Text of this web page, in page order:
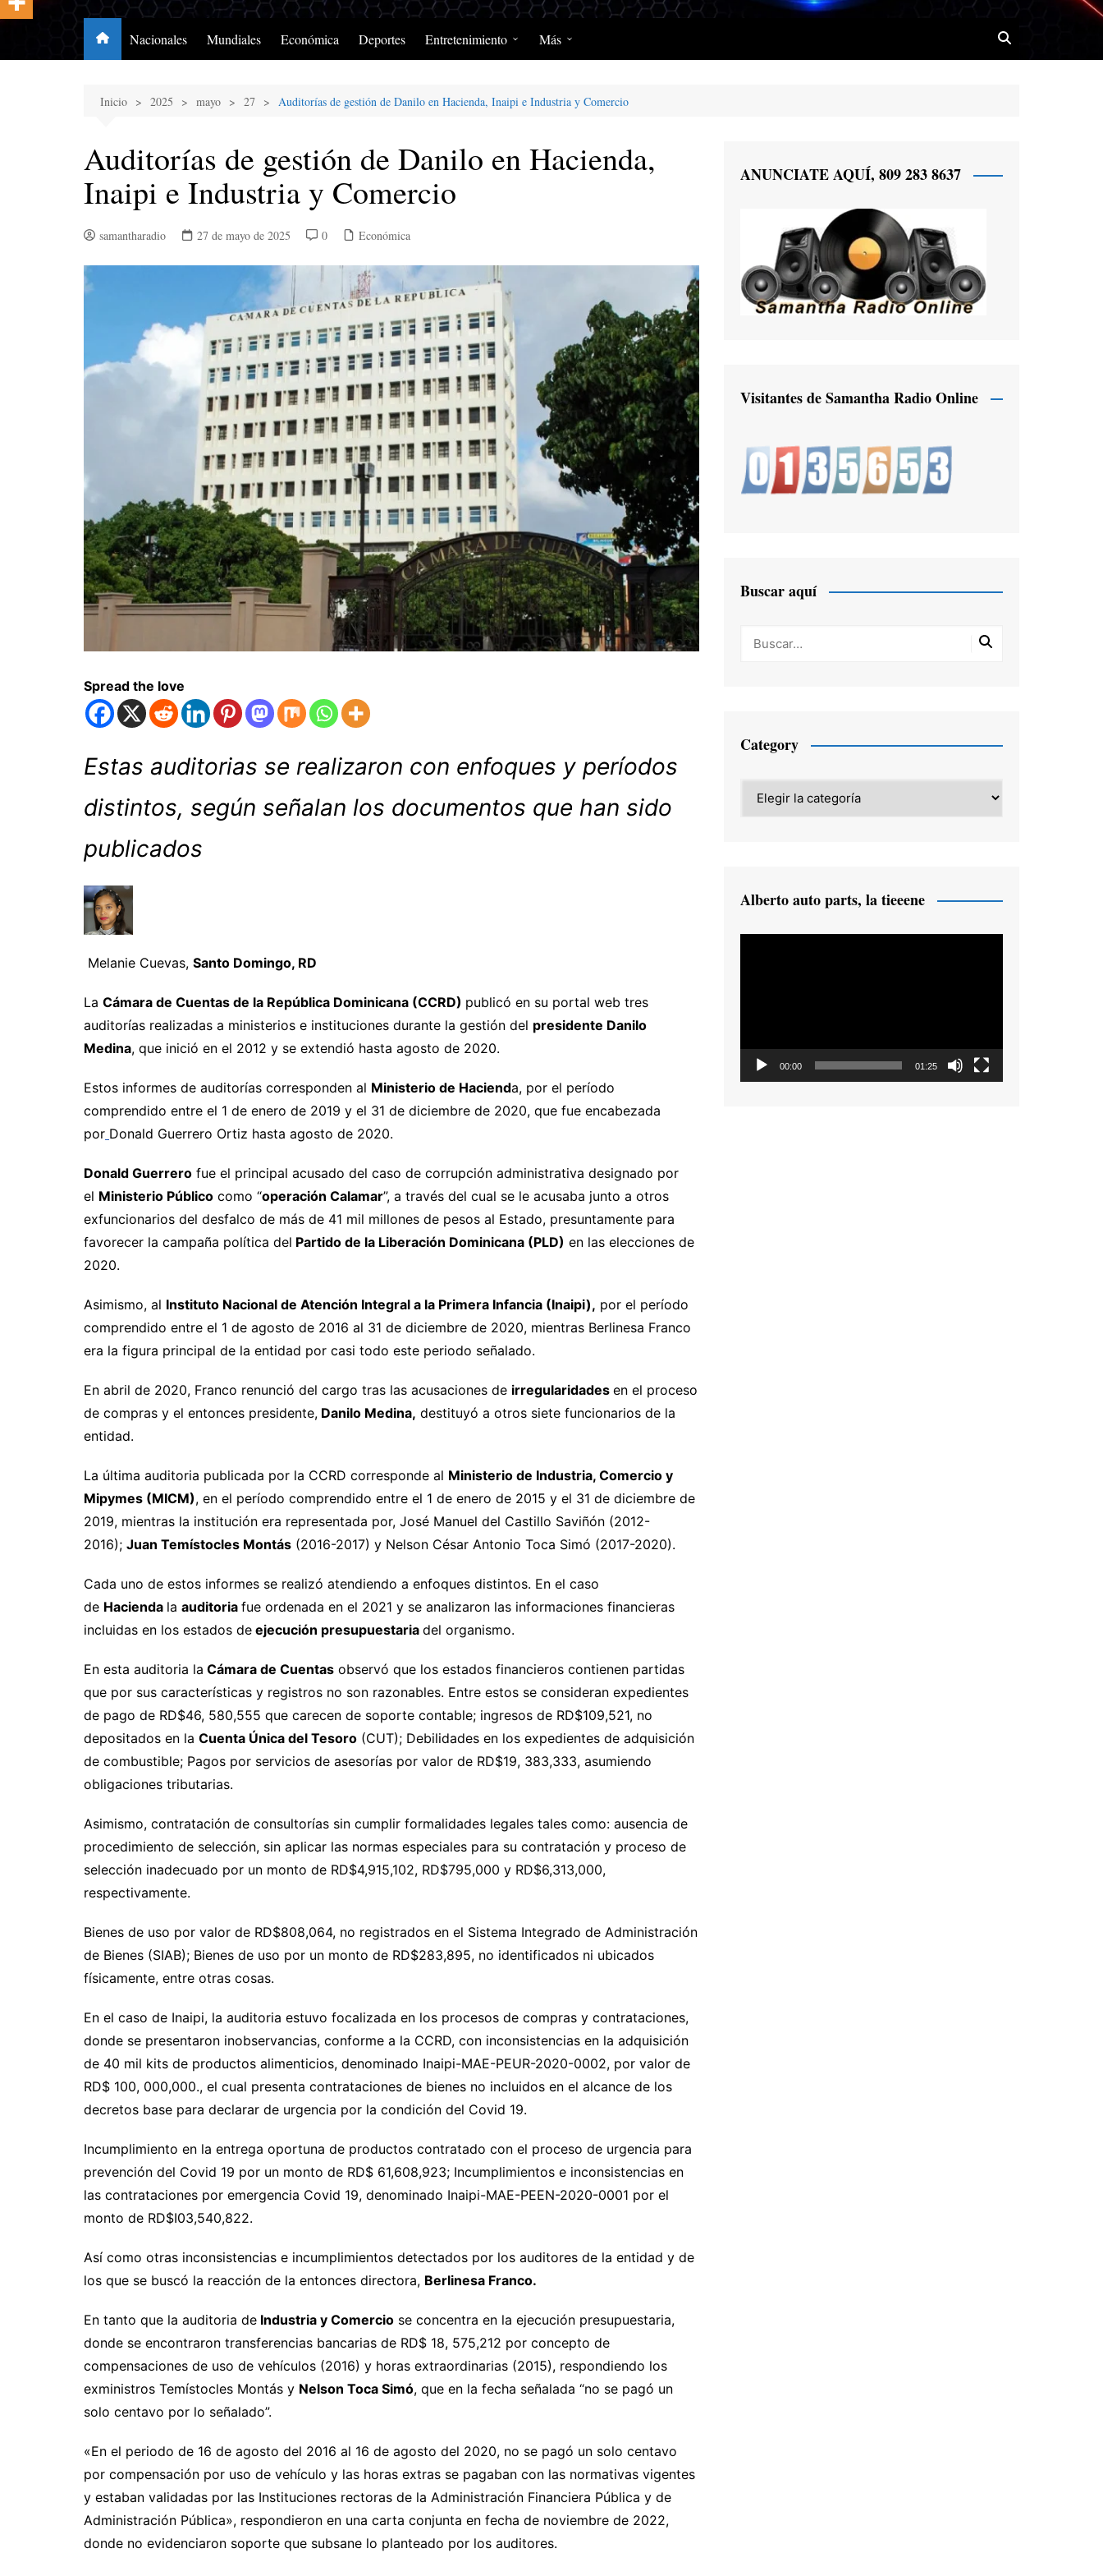
Nacionales Mundiales Económica Deportes Entretenimiento
MerengClásicos
Podcast y Programas de Radio
Más
Inicio 2025 mayo 27 Auditorías de gestión de Danilo en Hacienda, Inaipi e Industria y Comercio
Auditorías de gestión de Danilo en Hacienda,
Inaipi e Industria y Comercio
samantharadio 27 de mayo de 2025 0 Económica
Spread the love
Estas auditorias se realizaron con enfoques y períodos
distintos, según señalan los documentos que han sido
publicados
Melanie Cuevas, Santo Domingo, RD
La Cámara de Cuentas de la República Dominicana (CCRD) publicó en su portal web tres
auditorías realizadas a ministerios e instituciones durante la gestión del presidente Danilo
Medina, que inició en el 2012 y se extendió hasta agosto de 2020.
Estos informes de auditorías corresponden al Ministerio de Hacienda, por el período
comprendido entre el 1 de enero de 2019 y el 31 de diciembre de 2020, que fue encabezada
por Donald Guerrero Ortiz hasta agosto de 2020.
Donald Guerrero fue el principal acusado del caso de corrupción administrativa designado por
el Ministerio Público como “operación Calamar”, a través del cual se le acusaba junto a otros
exfuncionarios del desfalco de más de 41 mil millones de pesos al Estado, presuntamente para
favorecer la campaña política del Partido de la Liberación Dominicana (PLD) en las elecciones de
2020.
Asimismo, al Instituto Nacional de Atención Integral a la Primera Infancia (Inaipi), por el período
comprendido entre el 1 de agosto de 2016 al 31 de diciembre de 2020, mientras Berlinesa Franco
era la figura principal de la entidad por casi todo este periodo señalado.
En abril de 2020, Franco renunció del cargo tras las acusaciones de irregularidades en el proceso
de compras y el entonces presidente, Danilo Medina, destituyó a otros siete funcionarios de la
entidad.
La última auditoria publicada por la CCRD corresponde al Ministerio de Industria, Comercio y
Mipymes (MICM), en el período comprendido entre el 1 de enero de 2015 y el 31 de diciembre de
2019, mientras la institución era representada por, José Manuel del Castillo Saviñón (2012-
2016); Juan Temístocles Montás (2016-2017) y Nelson César Antonio Toca Simó (2017-2020).
Cada uno de estos informes se realizó atendiendo a enfoques distintos. En el caso
de Hacienda la auditoria fue ordenada en el 2021 y se analizaron las informaciones financieras
incluidas en los estados de ejecución presupuestaria del organismo.
En esta auditoria la Cámara de Cuentas observó que los estados financieros contienen partidas
que por sus características y registros no son razonables. Entre estos se consideran expedientes
de pago de RD$46, 580,555 que carecen de soporte contable; ingresos de RD$109,521, no
depositados en la Cuenta Única del Tesoro (CUT); Debilidades en los expedientes de adquisición
de combustible; Pagos por servicios de asesorías por valor de RD$19, 383,333, asumiendo
obligaciones tributarias.
Asimismo, contratación de consultorías sin cumplir formalidades legales tales como: ausencia de
procedimiento de selección, sin aplicar las normas especiales para su contratación у proceso de
selección inadecuado por un monto de RD$4,915,102, RD$795,000 у RD$6,313,000,
respectivamente.
Bienes de uso por valor de RD$808,064, no registrados en el Sistema Integrado de Administración
de Bienes (SIAB); Bienes de uso por un monto de RD$283,895, no identificados ni ubicados
físicamente, entre otras cosas.
En el caso de Inaipi, la auditoria estuvo focalizada en los procesos de compras y contrataciones,
donde se presentaron inobservancias, conforme a la CCRD, con inconsistencias en la adquisición
de 40 mil kits de productos alimenticios, denominado Inaipi-MAE-PEUR-2020-0002, por valor de
RD$ 100, 000,000., el cual presenta contrataciones de bienes no incluidos en el alcance de los
decretos base para declarar de urgencia por la condición del Covid 19.
Incumplimiento en la entrega oportuna de productos contratado con el proceso de urgencia para
prevención del Covid 19 por un monto de RD$ 61,608,923; Incumplimientos e inconsistencias en
las contrataciones por emergencia Covid 19, denominado Inaipi-MAE-PEEN-2020-0001 por el
monto de RD$I03,540,822.
Así como otras inconsistencias e incumplimientos detectados por los auditores de la entidad y de
los que se buscó la reacción de la entonces directora, Berlinesa Franco.
En tanto que la auditoria de Industria y Comercio se concentra en la ejecución presupuestaria,
donde se encontraron transferencias bancarias de RD$ 18, 575,212 por concepto de
compensaciones de uso de vehículos (2016) y horas extraordinarias (2015), respondiendo los
exministros Temístocles Montás y Nelson Toca Simó, que en la fecha señalada “no se pagó un
solo centavo por lo señalado”.
«En el periodo de 16 de agosto del 2016 al 16 de agosto del 2020, no se pagó un solo centavo
por compensación por uso de vehículo y las horas extras se pagaban con las normativas vigentes
y estaban validadas por las Instituciones rectoras de la Administración Financiera Pública y de
Administración Pública», respondieron en una carta conjunta en fecha de noviembre de 2022,
donde no evidenciaron soporte que subsane lo planteado por los auditores.
ANUNCIATE AQUÍ, 809 283 8637
Visitantes de Samantha Radio Online
Buscar aquí
Category
Alberto auto parts, la tieeene
00:00 01:25